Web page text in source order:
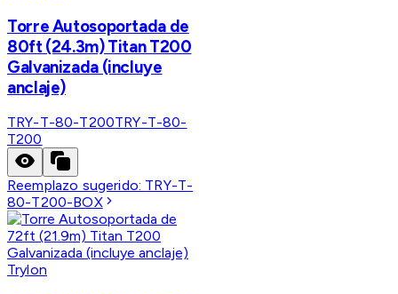
Torre Autosoportada de
80ft (24.3m) Titan T200
Galvanizada (incluye
anclaje)
TRY-T-80-T200TRY-T-80-
T200
Reemplazo sugerido: TRY-T-
80-T200-BOX
Trylon